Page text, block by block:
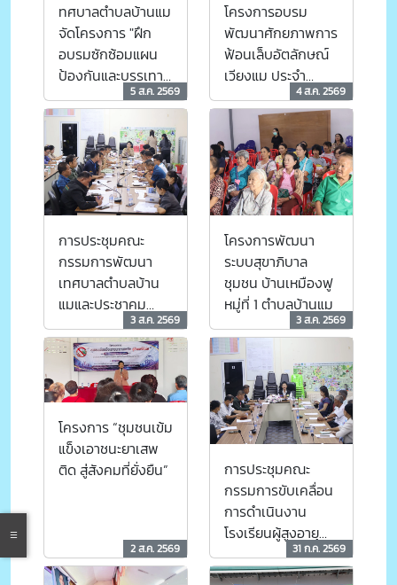
ทศบาลตำบลบ้านแม
จัดโครงการ "ฝึก
อบรมซักซ้อมแผน
ป้องกันและบรรเทา
สาธารณภัย มุ่งเสริม
สร้างทักษะการ
ป้องกันและช่วยเหลือ
เด็กจมน้ำ
5 ส.ค. 2569
โครงการอบรม
พัฒนาศักยภาพการ
ฟ้อนเล็บอัตลักษณ์
เวียงแม ประจำ
ปีงบประมาณ 2569
4 ส.ค. 2569
การประชุมคณะ
กรรมการพัฒนา
เทศบาลตำบลบ้าน
แมและประชาคม
ตำบลบ้านแม ร่วม
กับ คณะกรรมการ
สนับสนุนการจัดทำ
แผนพัฒนาเทศบาล
3 ส.ค. 2569
โครงการพัฒนา
ระบบสุขาภิบาล
ชุมชน บ้านเหมืองฟู
หมู่ที่ 1 ตำบลบ้านแม
3 ส.ค. 2569
โครงการ “ชุมชนเข้ม
แข็งเอาชนะยาเสพ
ติด สู่สังคมที่ยั่งยืน”
2 ส.ค. 2569
การประชุมคณะ
กรรมการขับเคลื่อน
การดำเนินงาน
โรงเรียนผู้สูงอายุ
เวียงแมเปี่ยมสุข31 ก.ค. 2569